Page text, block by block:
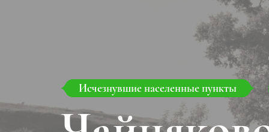
Исчезнувшие населенные пункты